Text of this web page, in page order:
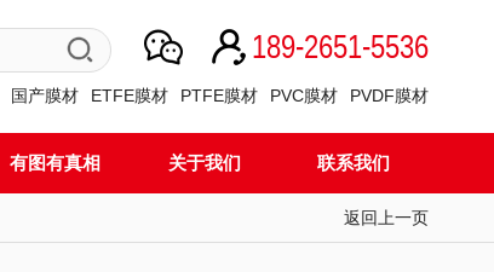
189-2651-5536
国产膜材 ETFE膜材 PTFE膜材 PVC膜材 PVDF膜材
有图有真相 关于我们 联系我们
返回上一页